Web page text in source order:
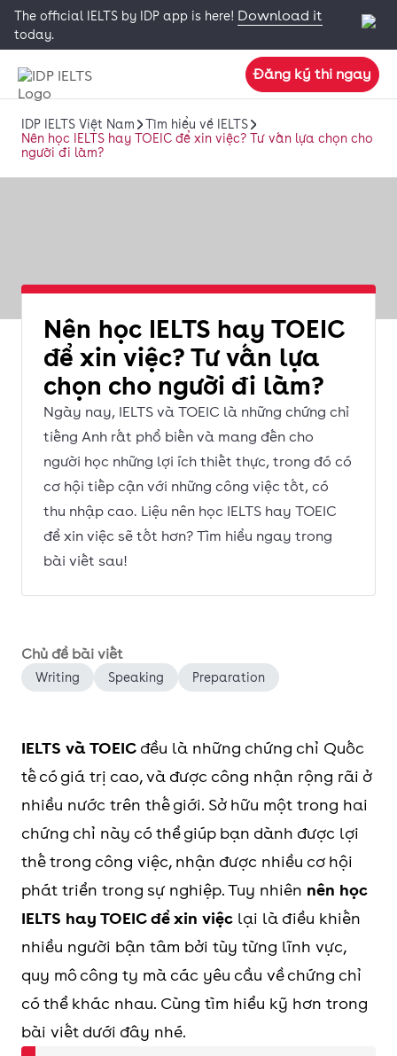
The official IELTS by IDP app is here! Download it
today.
Đăng ký thi ngay
IDP IELTS Việt Nam
Tìm hiểu về IELTS
Nên học IELTS hay TOEIC để xin việc? Tư vấn lựa chọn cho
người đi làm?
Nên học IELTS hay TOEIC
để xin việc? Tư vấn lựa
chọn cho người đi làm?
Ngày nay, IELTS và TOEIC là những chứng chỉ
tiếng Anh rất phổ biến và mang đến cho
người học những lợi ích thiết thực, trong đó có
cơ hội tiếp cận với những công việc tốt, có
thu nhập cao. Liệu nên học IELTS hay TOEIC
để xin việc sẽ tốt hơn? Tìm hiểu ngay trong
bài viết sau!
Chủ đề bài viết
Writing Speaking Preparation
IELTS và TOEIC đều là những chứng chỉ Quốc
tế có giá trị cao, và được công nhận rộng rãi ở
nhiều nước trên thế giới. Sở hữu một trong hai
chứng chỉ này có thể giúp bạn dành được lợi
thế trong công việc, nhận được nhiều cơ hội
phát triển trong sự nghiệp. Tuy nhiên nên học
IELTS hay TOEIC để xin việc lại là điều khiến
nhiều người bận tâm bởi tùy từng lĩnh vực,
quy mô công ty mà các yêu cầu về chứng chỉ
có thể khác nhau. Cùng tìm hiểu kỹ hơn trong
bài viết dưới đây nhé.